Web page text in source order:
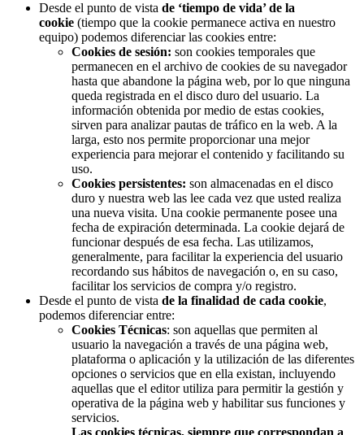
Desde el punto de vista de ‘tiempo de vida’ de la
cookie (tiempo que la cookie permanece activa en nuestro
equipo) podemos diferenciar las cookies entre:
Cookies de sesión: son cookies temporales que
permanecen en el archivo de cookies de su navegador
hasta que abandone la página web, por lo que ninguna
queda registrada en el disco duro del usuario. La
información obtenida por medio de estas cookies,
sirven para analizar pautas de tráfico en la web. A la
larga, esto nos permite proporcionar una mejor
experiencia para mejorar el contenido y facilitando su
uso.
Cookies persistentes: son almacenadas en el disco
duro y nuestra web las lee cada vez que usted realiza
una nueva visita. Una cookie permanente posee una
fecha de expiración determinada. La cookie dejará de
funcionar después de esa fecha. Las utilizamos,
generalmente, para facilitar la experiencia del usuario
recordando sus hábitos de navegación o, en su caso,
facilitar los servicios de compra y/o registro.
Desde el punto de vista de la finalidad de cada cookie,
podemos diferenciar entre:
Cookies Técnicas: son aquellas que permiten al
usuario la navegación a través de una página web,
plataforma o aplicación y la utilización de las diferentes
opciones o servicios que en ella existan, incluyendo
aquellas que el editor utiliza para permitir la gestión y
operativa de la página web y habilitar sus funciones y
servicios.